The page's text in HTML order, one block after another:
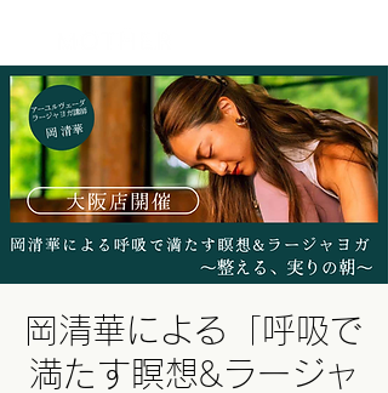
岡清華による「呼吸で
満たす瞑想&ラージャ